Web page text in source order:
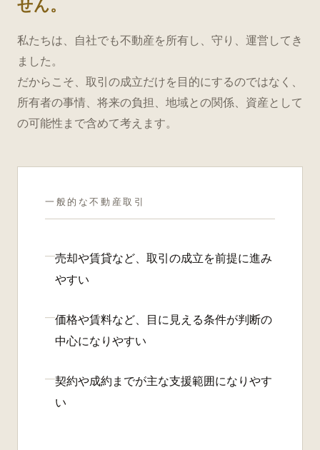
せん。
私たちは、自社でも不動産を所有し、守り、運営してき
ました。
だからこそ、取引の成立だけを目的にするのではなく、
所有者の事情、将来の負担、地域との関係、資産として
の可能性まで含めて考えます。
一般的な不動産取引
—売却や賃貸など、取引の成立を前提に進み
やすい
—価格や賃料など、目に見える条件が判断の
中心になりやすい
—契約や成約までが主な支援範囲になりやす
い